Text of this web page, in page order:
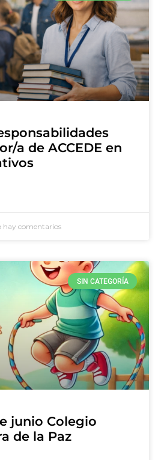
a de ACCEDE en
hay comentarios
SIN CATEGORÍA
junio Colegio
de la Paz